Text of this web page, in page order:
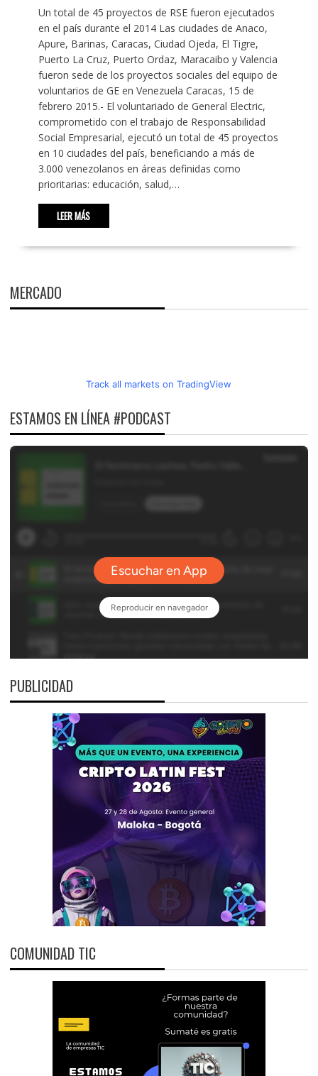
Un total de 45 proyectos de RSE fueron ejecutados
en el país durante el 2014 Las ciudades de Anaco,
Apure, Barinas, Caracas, Ciudad Ojeda, El Tigre,
Puerto La Cruz, Puerto Ordaz, Maracaibo y Valencia
fueron sede de los proyectos sociales del equipo de
voluntarios de GE en Venezuela Caracas, 15 de
febrero 2015.- El voluntariado de General Electric,
comprometido con el trabajo de Responsabilidad
Social Empresarial, ejecutó un total de 45 proyectos
en 10 ciudades del país, beneficiando a más de
3.000 venezolanos en áreas definidas como
prioritarias: educación, salud,…
LEER MÁS
MERCADO
Track all markets on TradingView
ESTAMOS EN LÍNEA #PODCAST
PUBLICIDAD
COMUNIDAD TIC